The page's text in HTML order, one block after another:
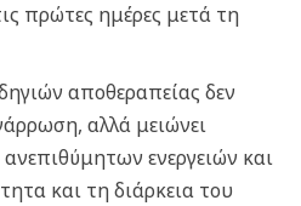
πρώτες ημέρες μετά τη
αποθεραπείας δεν
αλλά μειώνει
ενεργειών και
και τη διάρκεια του